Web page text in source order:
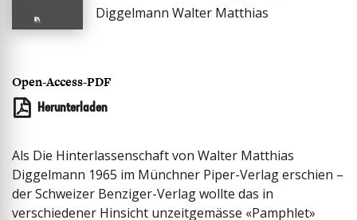
Diggelmann Walter Matthias
Open-Access-PDF
Herunterladen
Als Die Hinterlassenschaft von Walter Matthias
Diggelmann 1965 im Münchner Piper-Verlag erschien –
der Schweizer Benziger-Verlag wollte das in
verschiedener Hinsicht unzeitgemässe «Pamphlet»